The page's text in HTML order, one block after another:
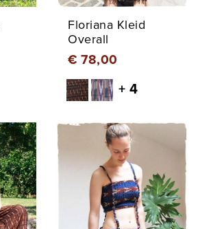
Floriana Kleid
Overall
€ 78,00
+ 4